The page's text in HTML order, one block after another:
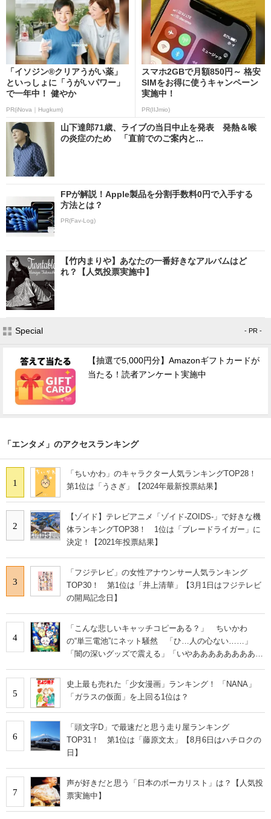
「イソジン®クリアうがい薬」
といっしょに「うがいパワー」
で一年中！ 健やか
PR(iNova｜Hugkum)
スマホ2GBで月額850円～ 格安
SIMをお得に使うキャンペーン
実施中！
PR(IIJmio)
山下達郎71歳、ライブの当日中止を発表 発熱＆喉
の炎症のため 「直前でのご案内と...
FPが解説！Apple製品を分割手数料0円で入手する
方法とは？
PR(Fav-Log)
【竹内まりや】あなたの一番好きなアルバムはど
れ？【人気投票実施中】
Special - PR -
【抽選で5,000円分】Amazonギフトカードが
当たる！読者アンケート実施中
「エンタメ」のアクセスランキング
1
「ちいかわ」のキャラクター人気ランキングTOP28！
第1位は「うさぎ」【2024年最新投票結果】
2
【ゾイド】テレビアニメ「ゾイド-ZOIDS-」で好きな機
体ランキングTOP38！ 1位は「ブレードライガー」に
決定！【2021年投票結果】
3
「フジテレビ」の女性アナウンサー人気ランキング
TOP30！ 第1位は「井上清華」【3月1日はフジテレビ
の開局記念日】
4
「こんな悲しいキャッチコピーある？」 ちいかわ
の“単三電池”にネット騒然 「ひ…人の心ない……」
「闇の深いグッズで震える」「いやあああああああああ
5
史上最も売れた「少女漫画」ランキング！ 「NANA」
「ガラスの仮面」を上回る1位は？
6
「頭文字D」で最速だと思う走り屋ランキング
TOP31！ 第1位は「藤原文太」【8月6日はハチロクの
日】
7
声が好きだと思う「日本のボーカリスト」は？【人気投
票実施中】